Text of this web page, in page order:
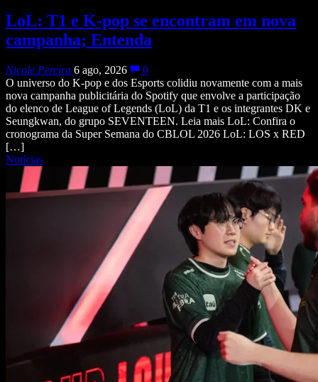
LoL: T1 e K-pop se encontram em nova
campanha; Entenda
Nicole Pereira 6 ago, 2026
0
O universo do K-pop e dos Esports colidiu novamente com a mais
nova campanha publicitária do Spotify que envolve a participação
do elenco de League of Legends (LoL) da T1 e os integrantes DK e
Seungkwan, do grupo SEVENTEEN. Leia mais LoL: Confira o
cronograma da Super Semana do CBLOL 2026 LoL: LOS x RED
[…]
Notícias